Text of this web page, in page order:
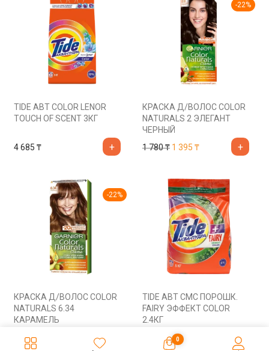
TIDE АВТ COLOR LENOR
TOUCH OF SCENT 3КГ
4 685 ₸
-22%
КРАСКА Д/ВОЛОС COLOR
NATURALS 2 ЭЛЕГАНТ
ЧЕРНЫЙ
1 780₸ Первоначальная цена
1 395 ₸Текущая цена: 1
-22%
КРАСКА Д/ВОЛОС COLOR
NATURALS 6.34
КАРАМЕЛЬ
1 780
Первоначальная цена составляла 1 780 ₸.
Текущая цена: 1 395 ₸.
TIDE АВТ СМС ПОРОШК.
FAIRY ЭФФЕКТ COLOR
2.4КГ
₸ 0